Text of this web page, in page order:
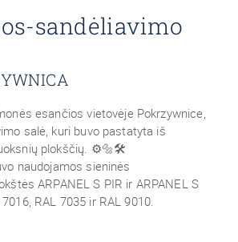
sandėliavimo
esančios vietovėje Pokrzywnice,
salė, kuri buvo pastatyta iš
plokščių. ⚙️🔩🛠
naudojamos sieninės
ARPANEL S PIR ir ARPANEL S
RAL 7035 ir RAL 9010.